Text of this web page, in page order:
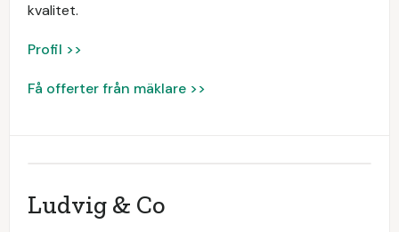
kvalitet.
Profil >>
Få offerter från mäklare >>
Ludvig & Co